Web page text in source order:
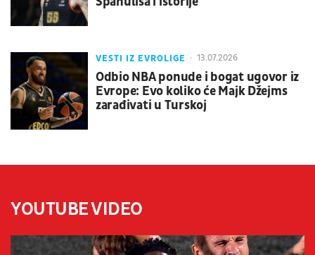
VESTI IZ EVROLIGE 13.07.2026
Odbio NBA ponude i bogat ugovor iz
Evrope: Evo koliko će Majk Džejms
zarađivati u Turskoj
YOUTUBE VIDEO